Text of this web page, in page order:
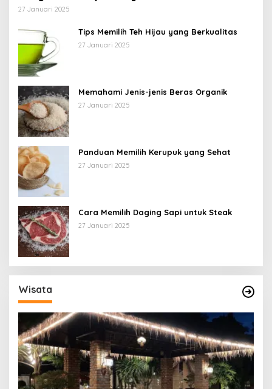
27 Januari 2025
Tips Memilih Teh Hijau yang Berkualitas
27 Januari 2025
Memahami Jenis-jenis Beras Organik
27 Januari 2025
Panduan Memilih Kerupuk yang Sehat
27 Januari 2025
Cara Memilih Daging Sapi untuk Steak
27 Januari 2025
Wisata